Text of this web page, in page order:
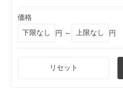
価格
円 ～
円
リセット